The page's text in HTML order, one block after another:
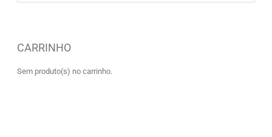
CARRINHO
Sem produto(s) no carrinho.